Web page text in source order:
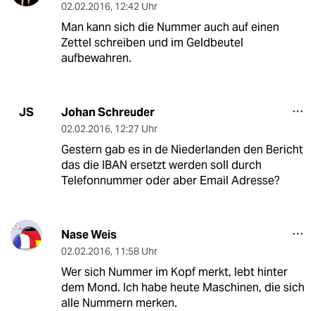
02.02.2016, 12:42 Uhr
Man kann sich die Nummer auch auf einen
Zettel schreiben und im Geldbeutel
aufbewahren.
JS Johan Schreuder
02.02.2016, 12:27 Uhr
Gestern gab es in de Niederlanden den Bericht
das die IBAN ersetzt werden soll durch
Telefonnummer oder aber Email Adresse?
Nase Weis
02.02.2016, 11:58 Uhr
Wer sich Nummer im Kopf merkt, lebt hinter
dem Mond. Ich habe heute Maschinen, die sich
alle Nummern merken.